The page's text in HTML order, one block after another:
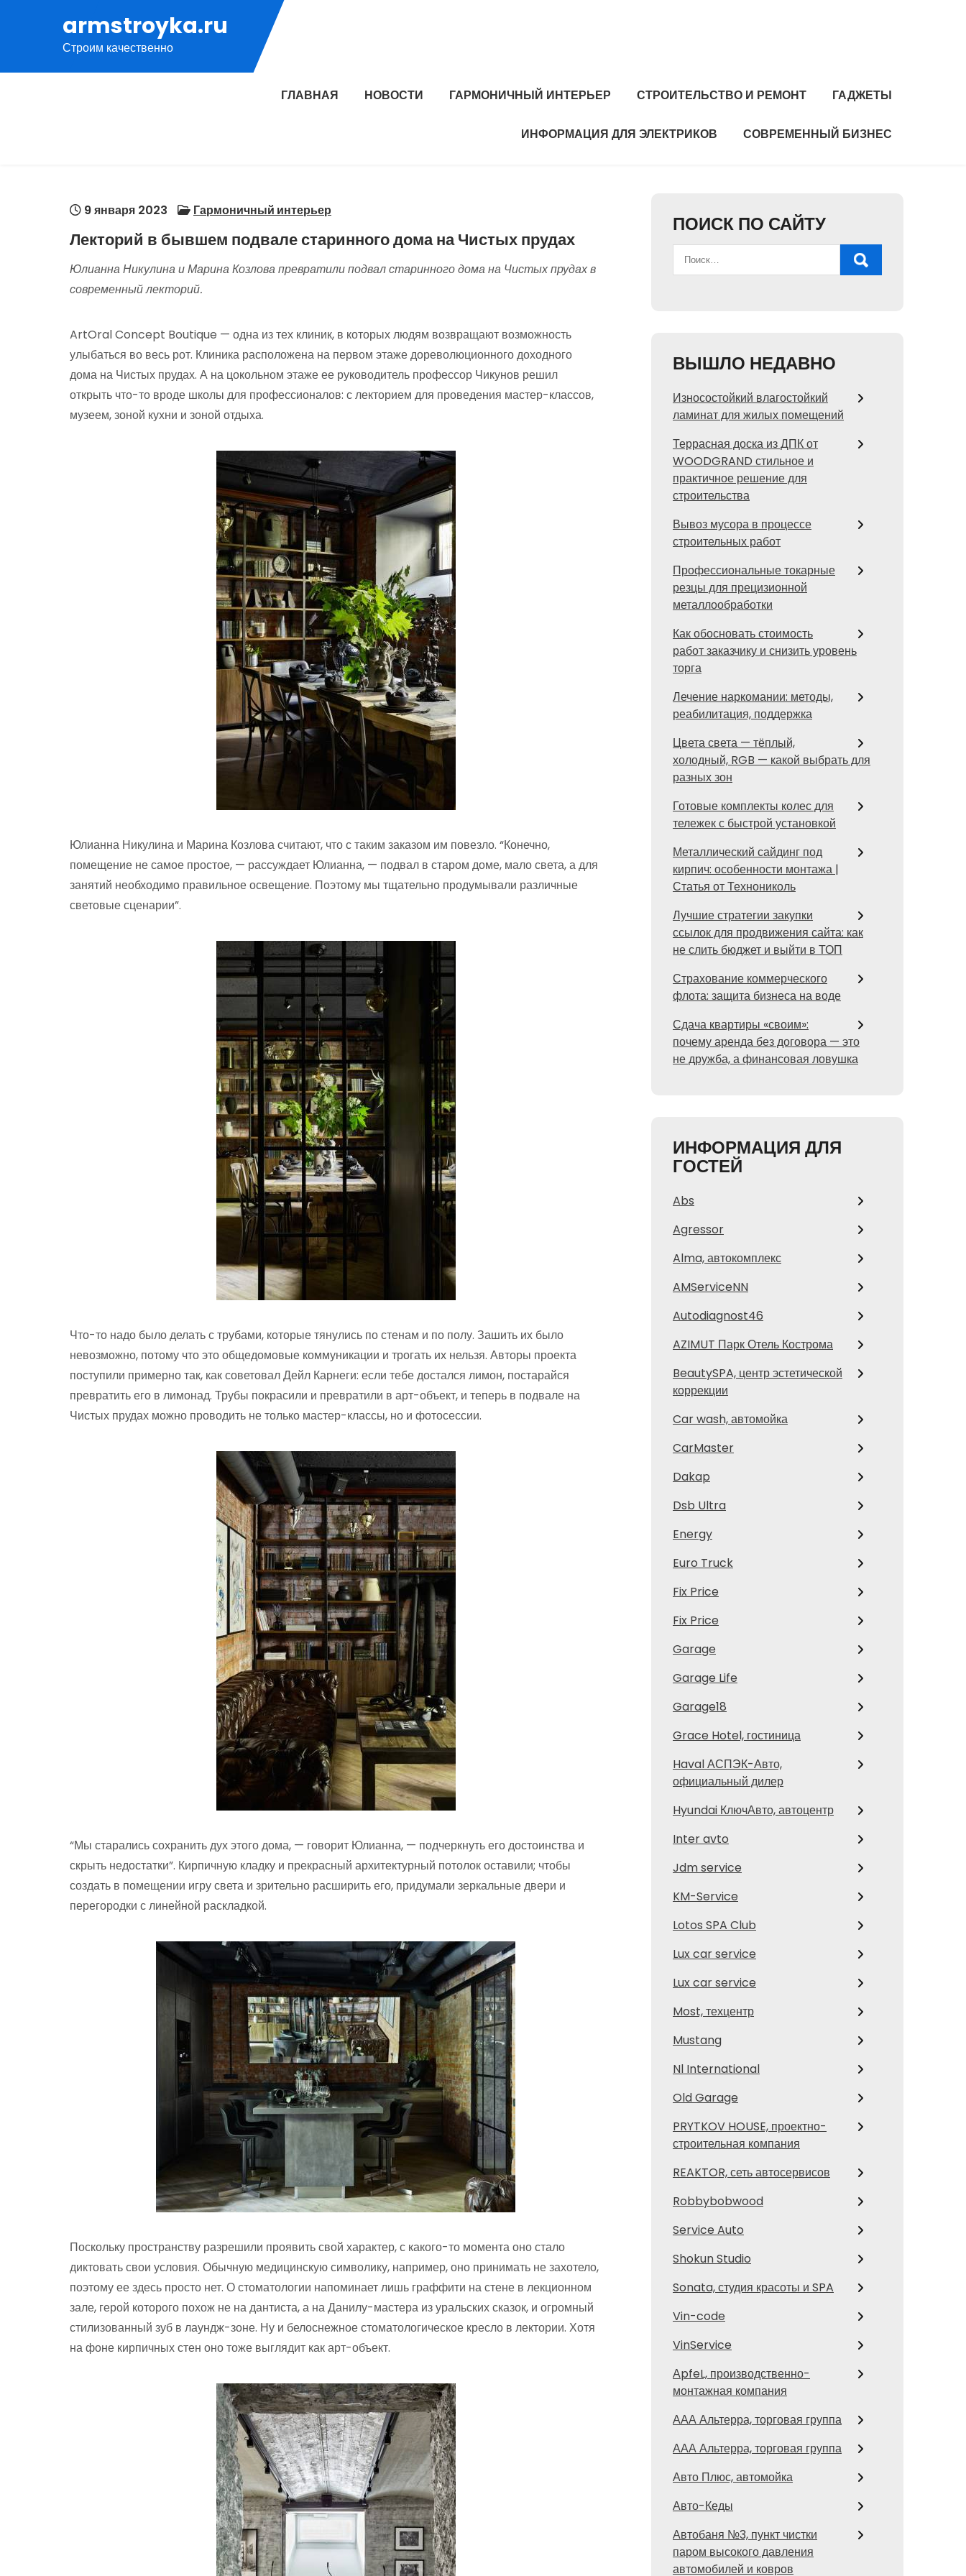
содержимому
armstroyka.ru
Строим качественно
ГЛАВНАЯ НОВОСТИ ГАРМОНИЧНЫЙ ИНТЕРЬЕР СТРОИТЕЛЬСТВО И РЕМОНТ ГАДЖЕТЫ
ИНФОРМАЦИЯ ДЛЯ ЭЛЕКТРИКОВ СОВРЕМЕННЫЙ БИЗНЕС
9 января 2023 Гармоничный интерьер
Лекторий в бывшем подвале старинного дома на Чистых прудах
Юлианна Никулина и Марина Козлова превратили подвал старинного дома на Чистых прудах в
современный лекторий.
ArtOral Concept Boutique — одна из тех клиник, в которых людям возвращают возможность
улыбаться во весь рот. Клиника расположена на первом этаже дореволюционного доходного
дома на Чистых прудах. А на цокольном этаже ее руководитель профессор Чикунов решил
открыть что-то вроде школы для профессионалов: с лекторием для проведения мастер-классов,
музеем, зоной кухни и зоной отдыха.
Юлианна Никулина и Марина Козлова считают, что с таким заказом им повезло. “Конечно,
помещение не самое простое, — рассуждает Юлианна, — подвал в старом доме, мало света, а для
занятий необходимо правильное освещение. Поэтому мы тщательно продумывали различные
световые сценарии”.
Что-то надо было делать с трубами, которые тянулись по стенам и по полу. Зашить их было
невозможно, потому что это общедомовые коммуникации и трогать их нельзя. Авторы проекта
поступили примерно так, как советовал Дейл Карнеги: если тебе достался лимон, постарайся
превратить его в лимонад. Трубы покрасили и превратили в арт-объект, и теперь в подвале на
Чистых прудах можно проводить не только мастер-классы, но и фотосессии.
“Мы старались сохранить дух этого дома, — говорит Юлианна, — подчеркнуть его достоинства и
скрыть недостатки”. Кирпичную кладку и прекрасный архитектурный потолок оставили; чтобы
создать в помещении игру света и зрительно расширить его, придумали зеркальные двери и
перегородки с линейной раскладкой.
Поскольку пространству разрешили проявить свой характер, с какого-то момента оно стало
диктовать свои условия. Обычную медицинскую символику, например, оно принимать не захотело,
поэтому ее здесь просто нет. О стоматологии напоминает лишь граффити на стене в лекционном
зале, герой которого похож не на дантиста, а на Данилу-мастера из уральских сказок, и огромный
стилизованный зуб в лаундж-зоне. Ну и белоснежное стоматологическое кресло в лектории. Хотя
на фоне кирпичных стен оно тоже выглядит как арт-объект.
ПОИСК ПО САЙТУ
ВЫШЛО НЕДАВНО
Износостойкий влагостойкий
ламинат для жилых помещений
Террасная доска из ДПК от
WOODGRAND стильное и
практичное решение для
строительства
Вывоз мусора в процессе
строительных работ
Профессиональные токарные
резцы для прецизионной
металлообработки
Как обосновать стоимость
работ заказчику и снизить уровень
торга
Лечение наркомании: методы,
реабилитация, поддержка
Цвета света — тёплый,
холодный, RGB — какой выбрать для
разных зон
Готовые комплекты колес для
тележек с быстрой установкой
Металлический сайдинг под
кирпич: особенности монтажа |
Статья от Технониколь
Лучшие стратегии закупки
ссылок для продвижения сайта: как
не слить бюджет и выйти в ТОП
Страхование коммерческого
флота: защита бизнеса на воде
Сдача квартиры «своим»:
почему аренда без договора — это
не дружба, а финансовая ловушка
ИНФОРМАЦИЯ ДЛЯ
ГОСТЕЙ
Abs
Agressor
Alma, автокомплекс
AMServiceNN
Autodiagnost46
AZIMUT Парк Отель Кострома
BeautySPA, центр эстетической
коррекции
Car wash, автомойка
CarMaster
Dakap
Dsb Ultra
Energy
Euro Truck
Fix Price
Fix Price
Garage
Garage Life
Garage18
Grace Hotel, гостиница
Haval АСПЭК-Авто,
официальный дилер
Hyundai КлючАвто, автоцентр
Inter avto
Jdm service
KM-Service
Lotos SPA Club
Lux car service
Lux car service
Most, техцентр
Mustang
Nl International
Old Garage
PRYTKOV HOUSE, проектно-
строительная компания
REAKTOR, сеть автосервисов
Robbybobwood
Service Auto
Shokun Studio
Sonata, студия красоты и SPA
Vin-code
VinService
АpfeL, производственно-
монтажная компания
ААА Альтерра, торговая группа
ААА Альтерра, торговая группа
Авто Плюс, автомойка
Авто-Кеды
Автобаня №3, пункт чистки
паром высокого давления
автомобилей и ковров